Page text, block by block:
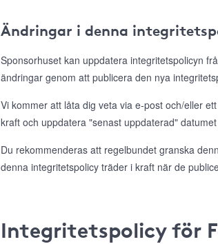
Ändringar i denna
Sponsorhuset kan uppdatera integritetspolicyn
ändringar genom att publicera den nya
Vi kommer att låta dig veta via e-post och/eller
kraft och uppdatera "senast uppdaterad"
Du rekommenderas att regelbundet granska
denna integritetspolicy träder i kraft när de
Integritetspolicy för